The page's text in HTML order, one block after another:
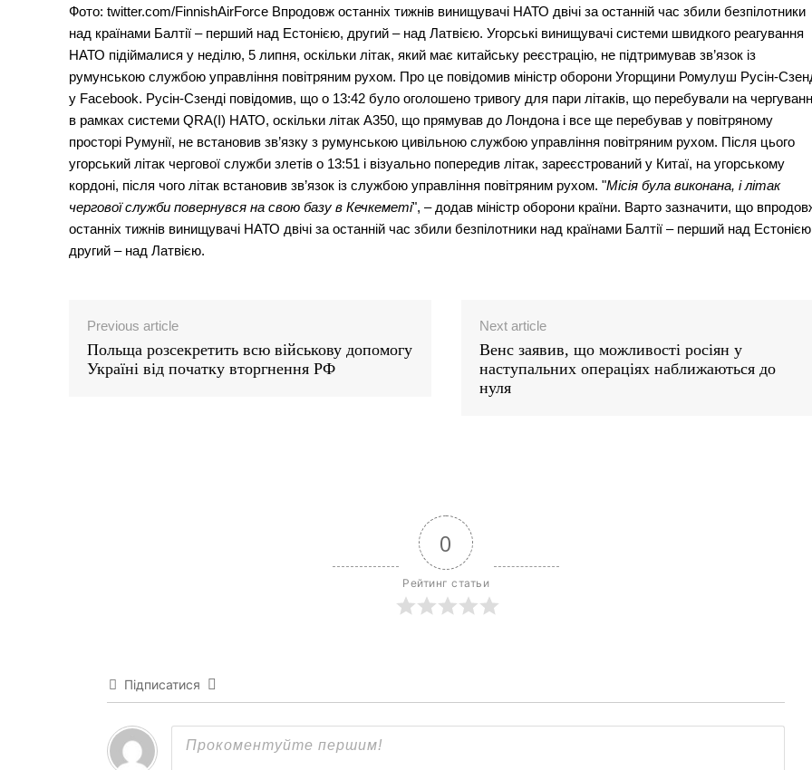
Фото: twitter.com/FinnishAirForce Впродовж останніх тижнів винищувачі НАТО двічі за останній час збили безпілотники
над країнами Балтії – перший над Естонією, другий – над Латвією. Угорські винищувачі системи швидкого реагування
НАТО підіймалися у неділю, 5 липня, оскільки літак, який має китайську реєстрацію, не підтримував зв’язок із
румунською службою управління повітряним рухом. Про це повідомив міністр оборони Угорщини Ромулуш Русін-
у Facebook. Русін-Сзенді повідомив, що о 13:42 було оголошено тривогу для пари літаків, що перебували на
в рамках системи QRA(I) НАТО, оскільки літак A350, що прямував до Лондона і все ще перебував у повітряному
просторі Румунії, не встановив зв’язку з румунською цивільною службою управління повітряним рухом. Після цього
угорський літак чергової служби злетів о 13:51 і візуально попередив літак, зареєстрований у Китаї, на угорському
кордоні, після чого літак встановив зв’язок із службою управління повітряним рухом. "Місія була виконана, і літак
чергової служби повернувся на свою базу в Кечкеметі", – додав міністр оборони країни. Варто зазначити, що
останніх тижнів винищувачі НАТО двічі за останній час збили безпілотники над країнами Балтії – перший над
другий – над Латвією.
Previous article
Польща розсекретить всю військову допомогу
Україні від початку вторгнення РФ
Next article
Венс заявив, що можливості росіян у
наступальних операціях наближаються до
нуля
0
Рейтинг статьи
Підписатися